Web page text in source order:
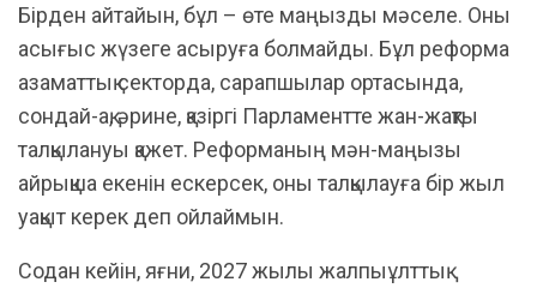
Бірден айтайын, бұл – өте маңызды мәселе. Оны
асығыс жүзеге асыруға болмайды. Бұл реформа
азаматтық секторда, сарапшылар ортасында,
сондай-ақ, әрине, қазіргі Парламентте жан-жақты
талқылануы қажет. Реформаның мән-маңызы
айрықша екенін ескерсек, оны талқылауға бір жыл
уақыт керек деп ойлаймын.
Содан кейін, яғни, 2027 жылы жалпыұлттық